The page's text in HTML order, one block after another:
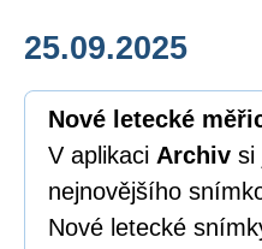
25.09.2025
Nové letecké
V aplikaci Archiv si
nejnovějšího
Nové letecké